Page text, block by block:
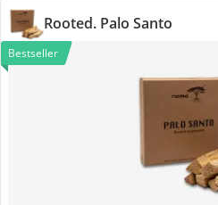
Rooted. Palo Santo
Bestseller